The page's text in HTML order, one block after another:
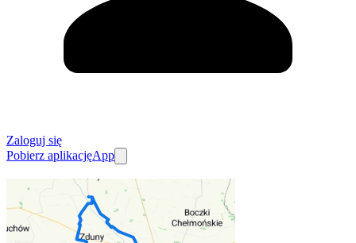
Zaloguj się
Pobierz aplikacjęApp